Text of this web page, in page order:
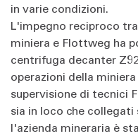
in varie condizioni.
L'impegno reciproco
miniera e Flottweg ha
centrifuga decanter
operazioni della
supervisione di tecnici
sia in loco che
l'azienda mineraria è